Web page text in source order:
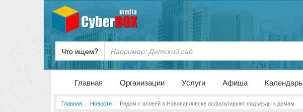
Что ищем?
Главная Организации Услуги Афиша Календарь
Главная Новости Рядом с аллеей в Новопавловске асфальтируют подъезды к домам